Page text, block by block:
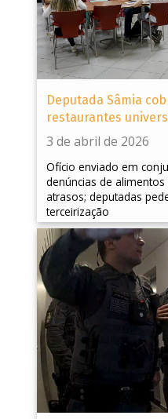
Deputada Sâmia
restaurantes
3 de abril de 2026
Ofício enviado em
denúncias de
atrasos; deputadas
terceirização